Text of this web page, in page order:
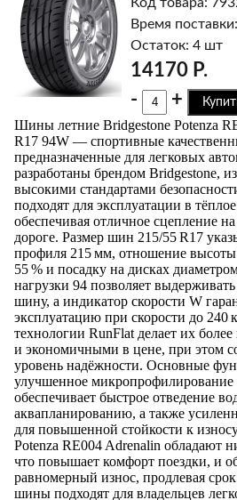
Время
Остаток: 4 шт
14170 Р.
-
+
Шины летние Bridgestone Potenza
R17 94W — спортивные
предназначенные для легковых
разработаны брендом Bridgestone,
высокими стандартами
подходят для эксплуатации в
обеспечивая отличное сцепление
дороге. Размер шин 215/55 R17
профиля 215 мм, отношение
55 % и посадку на дисках
нагрузки 94 позволяет
шину, а индикатор скорости W
эксплуатацию при скорости до 240
технологии RunFlat делает их
и экономичными в цене, при этом
уровень надёжности. Основные
улучшенное микропрофилирование
обеспечивает быстрое отведение
аквапланированию, а также
для повышенной стойкости к
Potenza RE004 Adrenalin обладают
что повышает комфорт поездки, и
равномерный износ, продлевая
шины подходят для владельцев